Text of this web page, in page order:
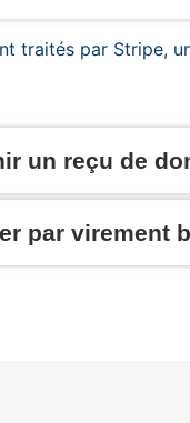
traités par Stripe,
un reçu de
par virement